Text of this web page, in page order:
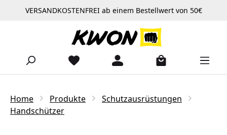
Zum Hauptinhalt springen
VERSANDKOSTENFREI ab einem Bestellwert von 50€
Home Produkte
Schutzausrüstungen
Handschützer